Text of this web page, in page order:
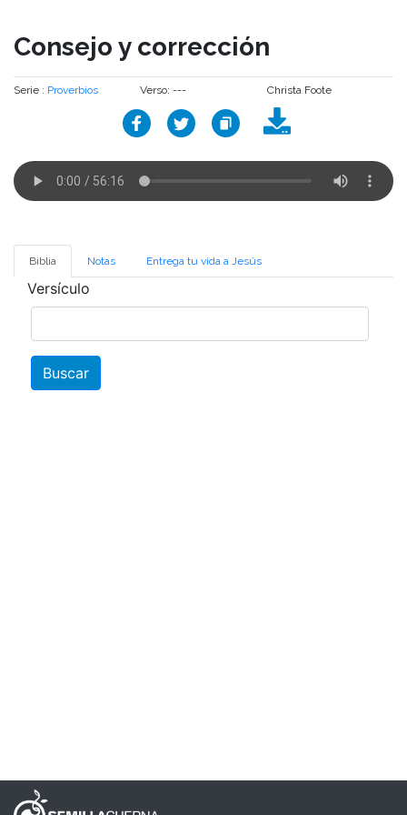
Consejo y corrección
Serie : Proverbios Verso: --- Christa Foote
Biblia Notas Entrega tu vida a Jesús